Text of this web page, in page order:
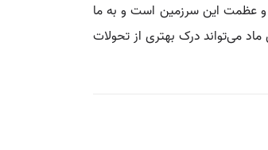
و عظمت این سرزمین است و به ما
می‌تواند درک بهتری از تحولات